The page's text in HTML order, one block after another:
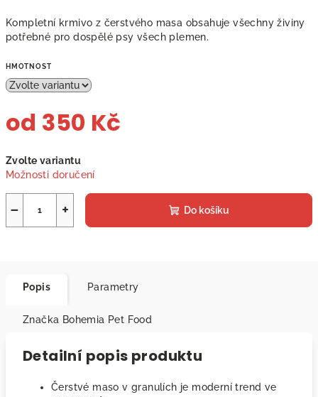
Kompletní krmivo z čerstvého masa obsahuje všechny živiny
potřebné pro dospělé psy všech plemen.
HMOTNOST
od 350 Kč
cena:
Zvolte variantu
Možnosti doručení
+
− Do košíku
Popis Parametry
Značka Bohemia Pet Food
Detailní popis produktu
Čerstvé maso v granulích je moderní trend ve